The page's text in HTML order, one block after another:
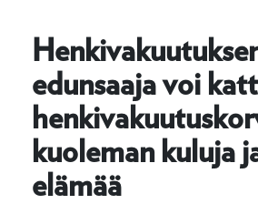
edunsaaja voi
kuoleman kuluja
elämää